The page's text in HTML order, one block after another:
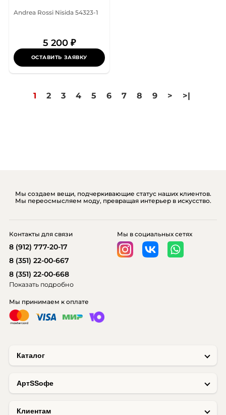
Andrea Rossi Nisida 54323-1
5 200 ₽
ОСТАВИТЬ ЗАЯВКУ
1 2 3 4 5 6 7 8 9 > >|
Мы создаем вещи, подчеркивающие статус наших клиентов.
Мы переосмысляем моду, превращая интерьер в искусство.
Каталог
AртSSофе
Клиентам
Мы принимаем к оплате
Мы в социальных сетях
Контакты для связи
8 (912) 777-20-17
8 (351) 22-00-667
8 (351) 22-00-668
Показать подробно